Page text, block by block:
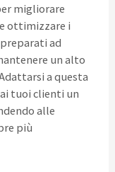
migliorare
ottimizzare i
ad
un alto
a questa
tuoi clienti un
alle
più